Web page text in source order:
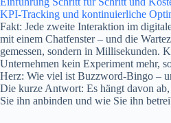
KPI-Tracking und kontinuierliche
Fakt: Jede zweite Interaktion im
mit einem Chatfenster – und die
gemessen, sondern in Millisekunden.
Unternehmen kein Experiment mehr,
Herz: Wie viel ist Buzzword-Bingo –
Die kurze Antwort: Es hängt davon
Sie ihn anbinden und wie Sie ihn